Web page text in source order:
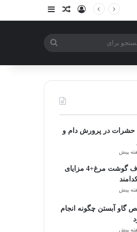
ورودنوشته تصادفی
سایدبار
جستجو
در پرورش دام و
مصرف گوشت مرغ+4 مزایای
گاو آبستن چگونه انجام